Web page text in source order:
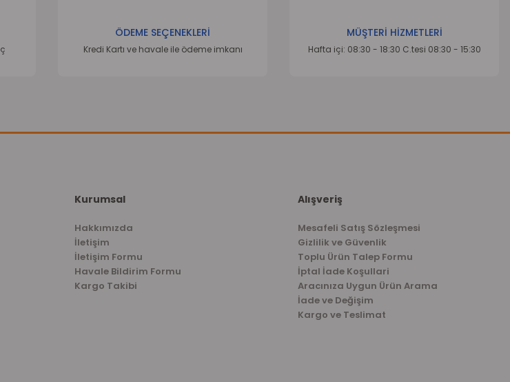
ÖDEME SEÇENEKLERİ
Kredi Kartı ve havale ile ödeme imkanı
MÜŞTERİ HİZMETLERİ
Hafta içi: 08:30 - 18:30 C.tesi 08:30 - 15:30
Kurumsal
Hakkımızda
İletişim
İletişim Formu
Havale Bildirim Formu
Kargo Takibi
Alışveriş
Mesafeli Satış Sözleşmesi
Gizlilik ve Güvenlik
Toplu Ürün Talep Formu
İptal İade Koşullari
Aracınıza Uygun Ürün Arama
İade ve Değişim
Kargo ve Teslimat